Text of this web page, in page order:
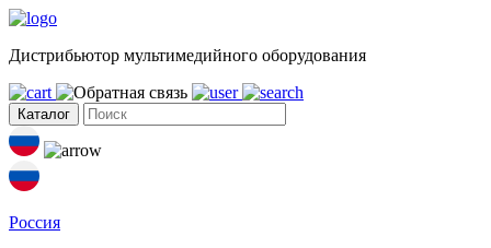
Дистрибьютор мультимедийного оборудования
Каталог
Россия